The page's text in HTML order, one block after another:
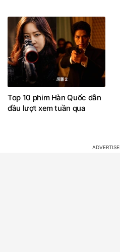
Top 10 phim Hàn Quốc dẫn
đầu lượt xem tuần qua